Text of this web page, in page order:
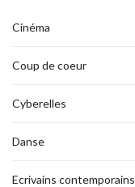
Cinéma
Coup de coeur
Cyberelles
Danse
Ecrivains contemporains